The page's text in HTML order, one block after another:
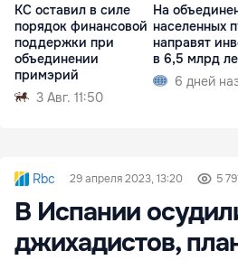
КС оставил в силе
порядок финансовой
поддержки при
объединении
примэрий
3 Авг. 11:50
На
населенных
направят
в 6,5 млрд
6 дней
Rbc 29 апреля 2023, 13:20 5
В Испании
джихадистов,